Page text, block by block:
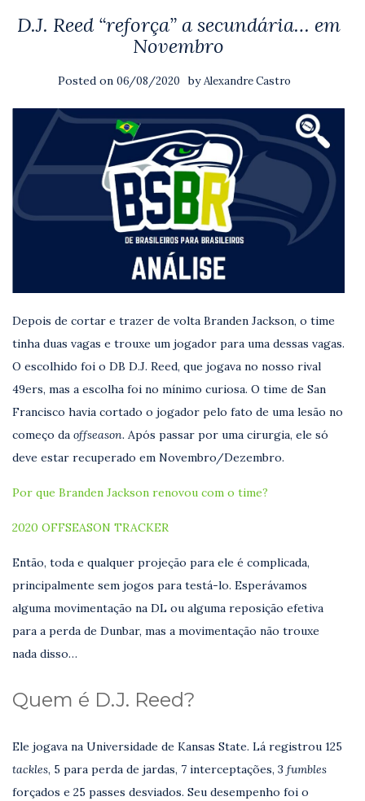
D.J. Reed “reforça” a secundária… em
Novembro
Posted on 06/08/2020 byAlexandre Castro
Depois de cortar e trazer de volta Branden Jackson, o time
tinha duas vagas e trouxe um jogador para uma dessas vagas.
O escolhido foi o DB D.J. Reed, que jogava no nosso rival
49ers, mas a escolha foi no mínimo curiosa. O time de San
Francisco havia cortado o jogador pelo fato de uma lesão no
começo da offseason. Após passar por uma cirurgia, ele só
deve estar recuperado em Novembro/Dezembro.
Por que Branden Jackson renovou com o time?
2020 OFFSEASON TRACKER
Então, toda e qualquer projeção para ele é complicada,
principalmente sem jogos para testá-lo. Esperávamos
alguma movimentação na DL ou alguma reposição efetiva
para a perda de Dunbar, mas a movimentação não trouxe
nada disso…
Quem é D.J. Reed?
Ele jogava na Universidade de Kansas State. Lá registrou 125
tackles, 5 para perda de jardas, 7 interceptações, 3 fumbles
forçados e 25 passes desviados. Seu desempenho foi o